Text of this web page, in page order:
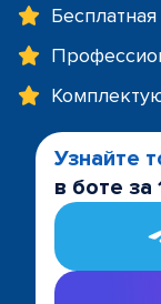
Узнайте
в боте за